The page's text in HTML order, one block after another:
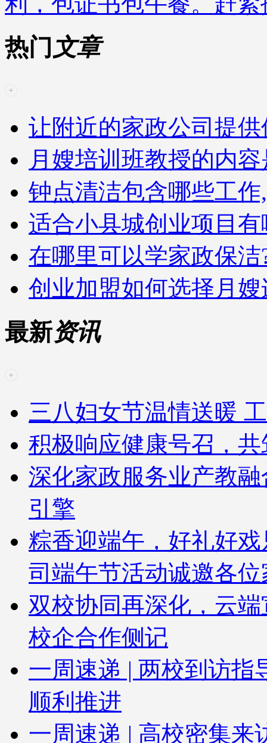
热门 文章
让附近的家政公司提
月嫂培训班教授的内
钟点清洁包含哪些工
适合小县城创业项目有
在哪里可以学家政保
创业加盟如何选择月
最新资讯
三八妇女节温情送暖
积极响应健康号召，
深化家政服务业产教
引擎
粽香迎端午，好礼好
司端午节活动诚邀各
双校协同再深化，云
校企合作侧记
一周速递 | 两校到访指
顺利推进
一周速递 | 高校密集来